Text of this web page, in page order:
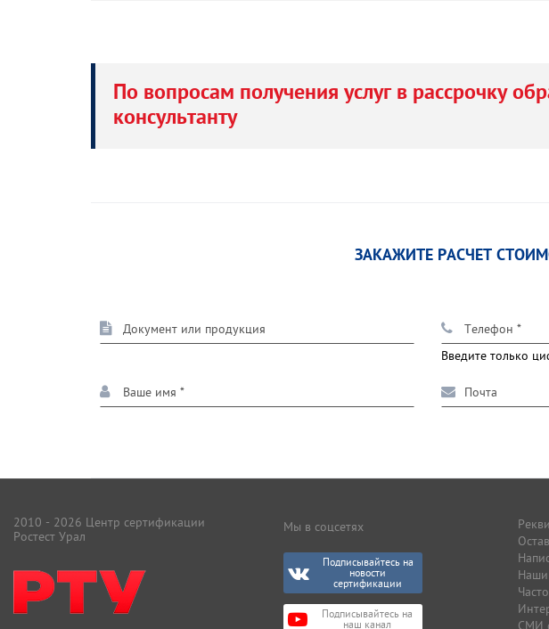
По вопросам получения услуг в рассрочку
консультанту
ЗАКАЖИТЕ РАСЧЕТ
Введите только
2010 - 2026 Центр сертификации
Ростест Урал
Мы в соцсетях
Подписывайтесь на
новости
сертификации
Подписывайтесь на
наш канал
СМИ